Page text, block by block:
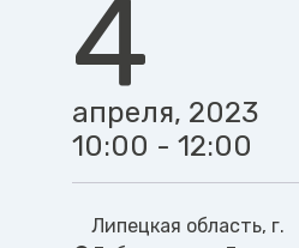
4
апреля, 2023
10:00 - 12:00
Липецкая область, г.